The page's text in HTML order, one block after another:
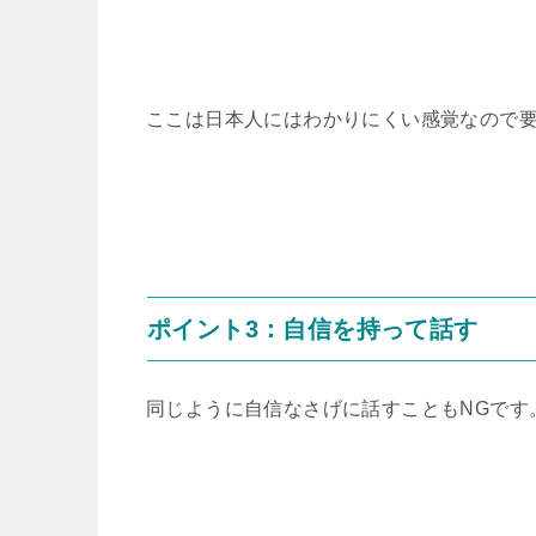
ここは日本人にはわかりにくい感覚なので
ポイント3：自信を持って話す
同じように自信なさげに話すこともNGです